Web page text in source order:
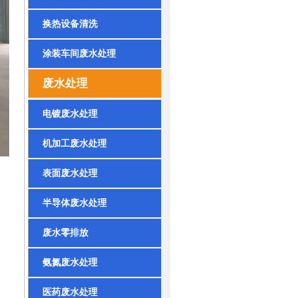
换热设备清洗
涂装车间废水处理
废水处理
电镀废水处理
机加工废水处理
表面废水处理
半导体废水处理
废水零排放
氨氮废水处理
医药废水处理